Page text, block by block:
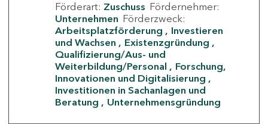
Förderart: Zuschuss Fördernehmer:
Unternehmen Förderzweck:
Arbeitsplatzförderung
Investieren
und Wachsen
Existenzgründung
Qualifizierung/Aus- und
Weiterbildung/Personal
Forschung,
Innovationen und Digitalisierung
Investitionen in Sachanlagen und
Beratung
Unternehmensgründung